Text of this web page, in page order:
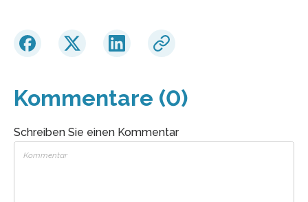
Kommentare (0)
Schreiben Sie einen Kommentar